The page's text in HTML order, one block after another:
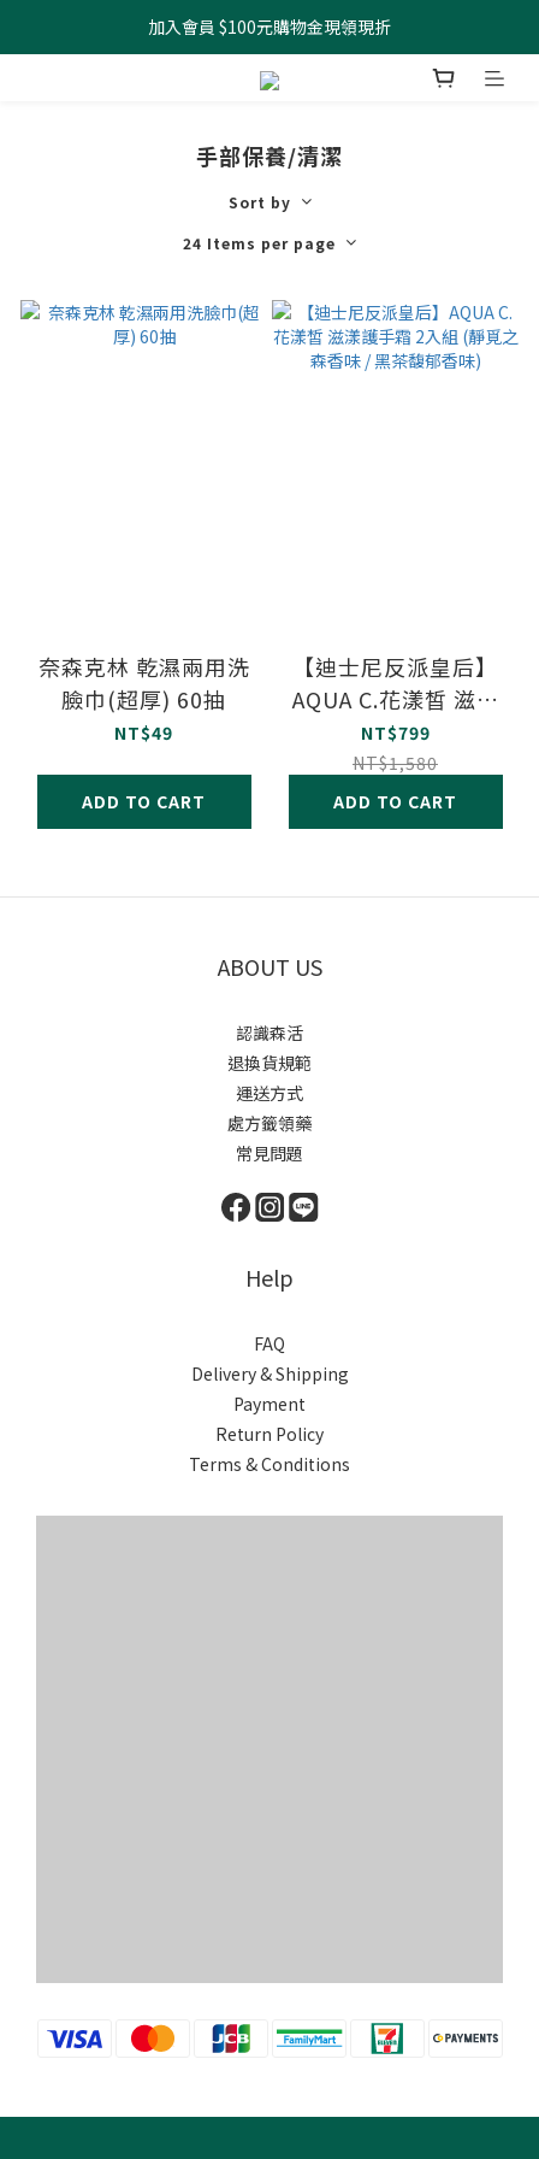
全館滿499元起 宅配免運
加入會員 $100元購物金現領現折
全館滿499元起 宅配免運
手部保養/清潔
Sort by
24 Items per page
奈森克林 乾濕兩用洗
臉巾(超厚) 60抽
NT$49
ADD TO CART
【迪士尼反派皇后】
AQUA C.花漾皙 滋漾
護手霜 2入組 (靜覓之
森香味 / 黑茶馥郁香
味)
NT$799
NT$1,580
ADD TO CART
ABOUT US
認識森活
退換貨規範
運送方式
處方籤領藥
常見問題
Help
FAQ
Delivery & Shipping
Payment
Return Policy
Terms & Conditions